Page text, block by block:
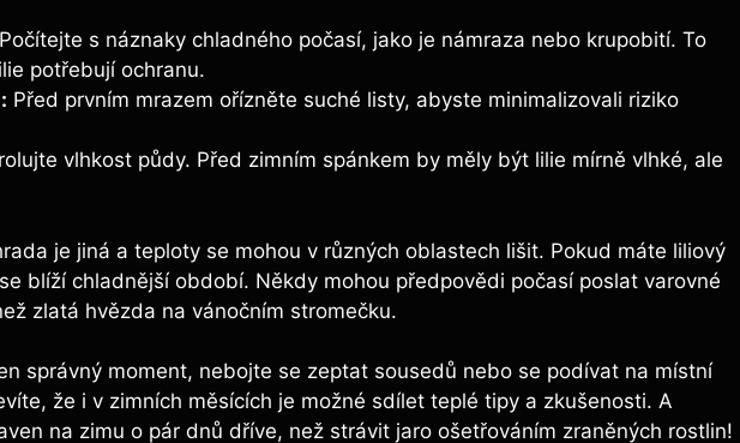
Počítejte s náznaky chladného počasí, jako je námraza nebo krupobití. To
potřebují ochranu.
Před prvním mrazem ořízněte suché listy, abyste minimalizovali riziko
vlhkost půdy. Před zimním spánkem by měly být lilie mírně vlhké, ale
je jiná a teploty se mohou v různých oblastech lišit. Pokud máte liliový
blíží chladnější období. Někdy mohou předpovědi počasí poslat varovné
zlatá hvězda na vánočním stromečku.
správný moment, nebojte se zeptat sousedů nebo se podívat na místní
že i v zimních měsících je možné sdílet teplé tipy a zkušenosti. A
na zimu o pár dnů dříve, než strávit jaro ošetřováním zraněných rostlin!